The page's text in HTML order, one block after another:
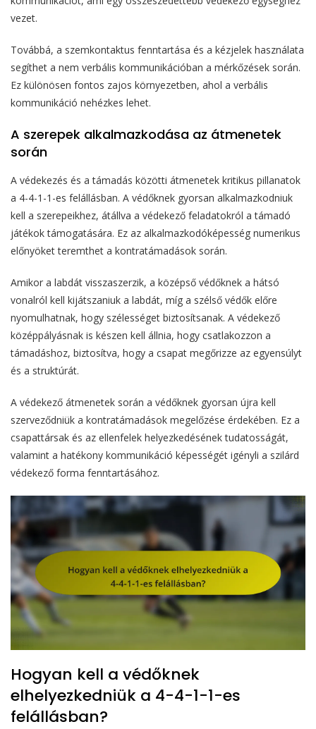
vezet.
Továbbá, a szemkontaktus fenntartása és a kézjelek használata
segíthet a nem verbális kommunikációban a mérkőzések során.
Ez különösen fontos zajos környezetben, ahol a verbális
kommunikáció nehézkes lehet.
A szerepek alkalmazkodása az átmenetek
során
A védekezés és a támadás közötti átmenetek kritikus pillanatok
a 4-4-1-1-es felállásban. A védőknek gyorsan alkalmazkodniuk
kell a szerepeikhez, átállva a védekező feladatokról a támadó
játékok támogatására. Ez az alkalmazkodóképesség numerikus
előnyöket teremthet a kontratámadások során.
Amikor a labdát visszaszerzik, a középső védőknek a hátsó
vonalról kell kijátszaniuk a labdát, míg a szélső védők előre
nyomulhatnak, hogy szélességet biztosítsanak. A védekező
középpályásnak is készen kell állnia, hogy csatlakozzon a
támadáshoz, biztosítva, hogy a csapat megőrizze az egyensúlyt
és a struktúrát.
A védekező átmenetek során a védőknek gyorsan újra kell
szerveződniük a kontratámadások megelőzése érdekében. Ez a
csapattársak és az ellenfelek helyezkedésének tudatosságát,
valamint a hatékony kommunikáció képességét igényli a szilárd
védekező forma fenntartásához.
Hogyan kell a védőknek
elhelyezkedniük a 4-4-1-1-es
felállásban?